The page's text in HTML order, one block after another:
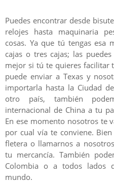
Puedes encontrar desde
relojes hasta maquinaria
cosas. Ya que tú tengas esa
cajas o tres cajas; las
mejor si tú te quieres facilitar
puede enviar a Texas y
importarla hasta la Ciudad
otro país, también
internacional de China a tu
En ese momento nosotros te
por cual vía te conviene.
fletera o llamarnos a
tu mercancía. También
Colombia o a todos lados
mundo.